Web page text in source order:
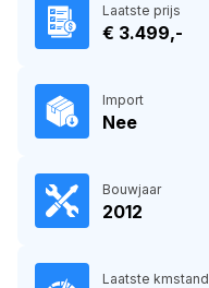
Laatste prijs
€ 3.499,-
Import
Nee
Bouwjaar
2012
Laatste kmstand